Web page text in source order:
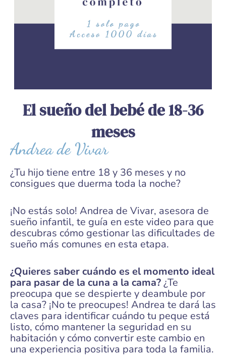
El sueño del bebé de 18-36
meses
Andrea de Vivar
¿Tu hijo tiene entre 18 y 36 meses y no
consigues que duerma toda la noche?
¡No estás solo! Andrea de Vivar, asesora de
sueño infantil, te guía en este video para que
descubras cómo gestionar las dificultades de
sueño más comunes en esta etapa.
¿Quieres saber cuándo es el momento ideal
para pasar de la cuna a la cama?¿Te
preocupa que se despierte y deambule por
la casa? ¡No te preocupes! Andrea te dará las
claves para identificar cuándo tu peque está
listo, cómo mantener la seguridad en su
habitación y cómo convertir este cambio en
una experiencia positiva para toda la familia.